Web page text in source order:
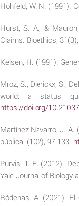
Hohfeld, W. N. (1991).
Hurst, S. A., &
Claims. Bioethics, 31(3),
Kelsen, H. (1991).
Mroz, S., Dierickx, S.,
world: a status
https://doi.org/
Martínez-Navarro, J.
pública, (102), 97-133.
Purvis, T. E. (2012).
Yale Journal of Biology
Ródenas, A. (2021).